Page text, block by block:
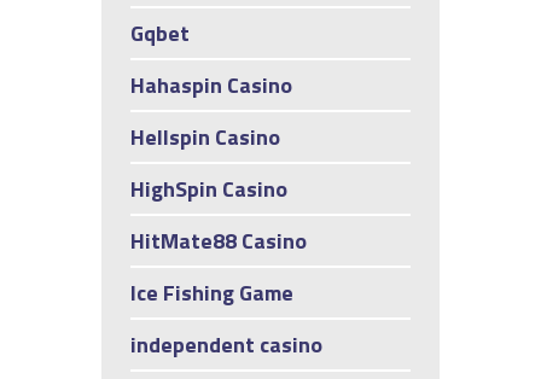
Gqbet
Hahaspin Casino
Hellspin Casino
HighSpin Casino
HitMate88 Casino
Ice Fishing Game
independent casino